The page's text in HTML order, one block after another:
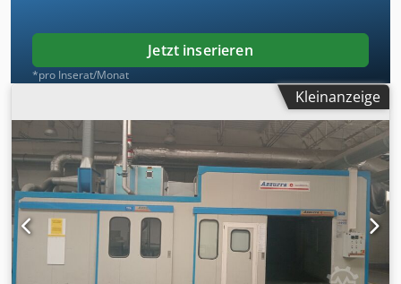
Jetzt inserieren
*pro Inserat/Monat
Kleinanzeige